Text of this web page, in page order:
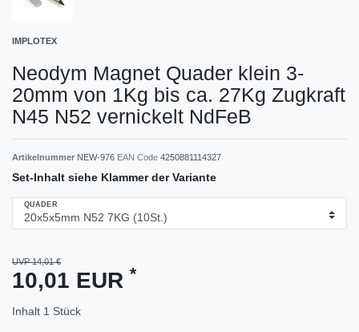
IMPLOTEX
Neodym Magnet Quader klein 3-
20mm von 1Kg bis ca. 27Kg Zugkraft
N45 N52 vernickelt NdFeB
Artikelnummer NEW-976 EAN Code 4250881114327
Set-Inhalt siehe Klammer der Variante
QUADER
UVP 14,01 €
10,01 EUR *
Inhalt 1 Stück